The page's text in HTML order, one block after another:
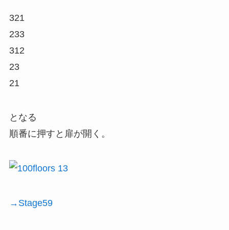
321
233
312
23
21
となる
順番に押すと扉が開く。
→Stage59